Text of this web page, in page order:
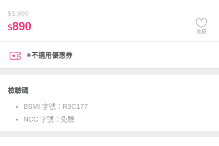
$1,980
$890 收藏
※不適用優惠券
檢驗碼
BSMI 字號： R3C177
NCC 字號： 免驗